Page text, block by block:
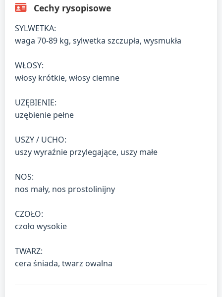
Cechy rysopisowe
SYLWETKA:
waga 70-89 kg, sylwetka szczupła, wysmukła
WŁOSY:
włosy krótkie, włosy ciemne
UZĘBIENIE:
uzębienie pełne
USZY / UCHO:
uszy wyraźnie przylegające, uszy małe
NOS:
nos mały, nos prostolinijny
CZOŁO:
czoło wysokie
TWARZ:
cera śniada, twarz owalna